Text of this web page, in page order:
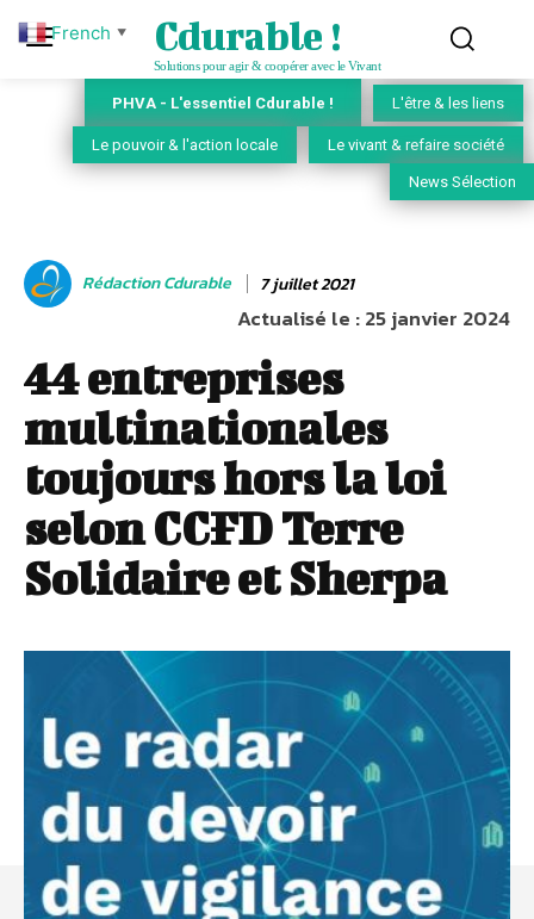
Cdurable !
Solutions pour agir & coopérer avec le Vivant
PHVA - L'essentiel Cdurable ! L'être & les liens
Le pouvoir & l'action locale Le vivant & refaire société
News Sélection
Rédaction Cdurable 7 juillet 2021
Actualisé le :25 janvier 2024
44 entreprises
multinationales
toujours hors la loi
selon CCFD Terre
Solidaire et Sherpa
French ▼